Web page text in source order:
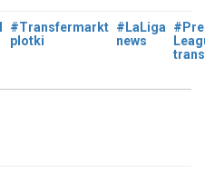
#Transfermarkt
plotki
#LaLiga
news